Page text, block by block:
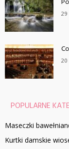
29
POPULARNE
Maseczki
Kurtki damskie